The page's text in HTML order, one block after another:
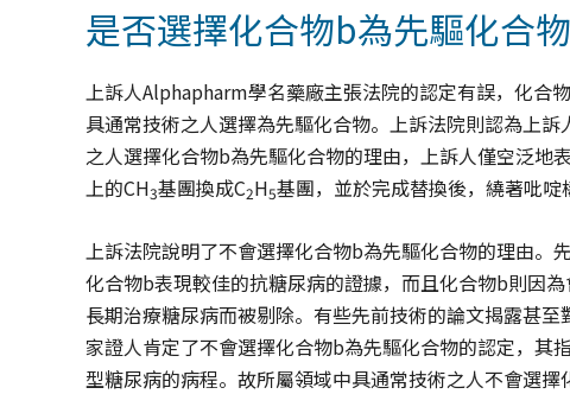
是否選擇化合物b為先驅化合物
上訴人Alphapharm學名藥廠主張法院的認定有誤，化
具通常技術之人選擇為先驅化合物。上訴法院則認為上
之人選擇化合物b為先驅化合物的理由，上訴人僅空泛
上的CH3基團換成C2H5基團，並於完成替換後，繞著吡啶
上訴法院說明了不會選擇化合物b為先驅化合物的理由
化合物b表現較佳的抗糖尿病的證據，而且化合物b則因
長期治療糖尿病而被剔除。有些先前技術的論文揭露甚
家證人肯定了不會選擇化合物b為先驅化合物的認定，其
型糖尿病的病程。故所屬領域中具通常技術之人不會選擇